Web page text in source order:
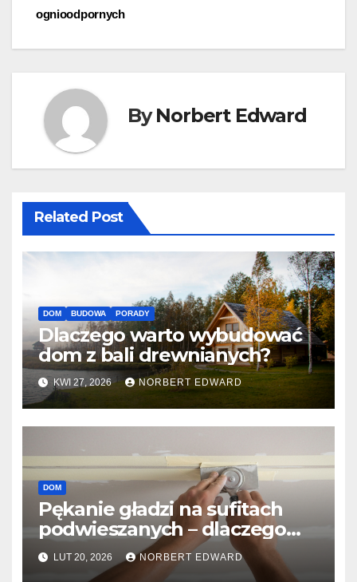
ognioodpornych
ByNorbert Edward
Related Post
DOM BUDOWA PORADY
Dlaczego warto wybudować
dom z bali drewnianych?
KWI 27, 2026 NORBERT EDWARD
DOM
Pękanie gładzi na sufitach
podwieszanych – dlaczego
taśma papierowa jest lepsza
od siatki?
LUT 20, 2026 NORBERT EDWARD